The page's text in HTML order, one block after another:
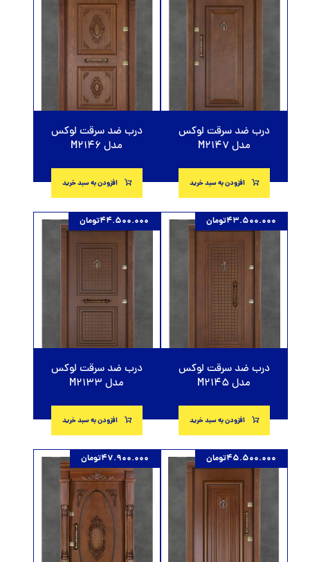
درب ضد سرقت لوکس
مدل M2147
افزودن به سبد خرید
درب ضد سرقت لوکس
مدل M2146
افزودن به سبد خرید
درب ضد سرقت لوکس
مدل M2145
43.500.000تومان
افزودن به سبد خرید
درب ضد سرقت لوکس
مدل M2133
44.500.000تومان
افزودن به سبد خرید
45.500.000تومان 47.900.000تومان